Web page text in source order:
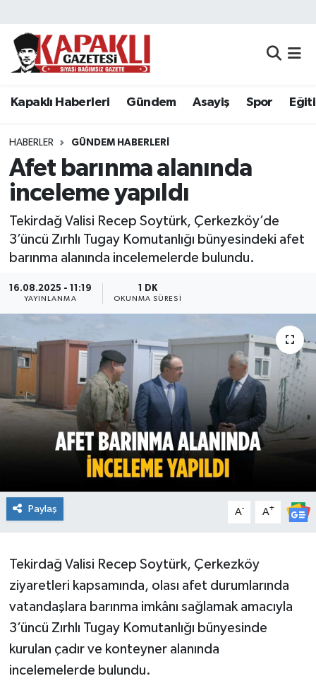
Kapaklı Haberleri Gündem Asayiş Spor
HABERLER GÜNDEM HABERLERI
Afet barınma alanında
inceleme yapıldı
Tekirdağ Valisi Recep Soytürk, Çerkezköy’de
3’üncü Zırhlı Tugay Komutanlığı bünyesindeki afet
barınma alanında incelemelerde bulundu.
16.08.2025 - 11:19
YAYINLANMA
1 DK
OKUNMA SÜRESI
Paylaş A- A+
Tekirdağ Valisi Recep Soytürk, Çerkezköy
ziyaretleri kapsamında, olası afet durumlarında
vatandaşlara barınma imkânı sağlamak amacıyla
3’üncü Zırhlı Tugay Komutanlığı bünyesinde
kurulan çadır ve konteyner alanında
incelemelerde bulundu.
Kapaklı Haberleri
Asayiş
Spor
Eğitim
Siyaset
Ekonomi
Teknoloji
Yaşam
Tekirdağ Nöbetçi Eczaneler
Tekirdağ Namaz Vakitleri
Tekirdağ Trafik Yoğunluk Haritası
Süper Lig Puan Durumu ve Fikstür
Tüm Manşetler
Haber Arşivi